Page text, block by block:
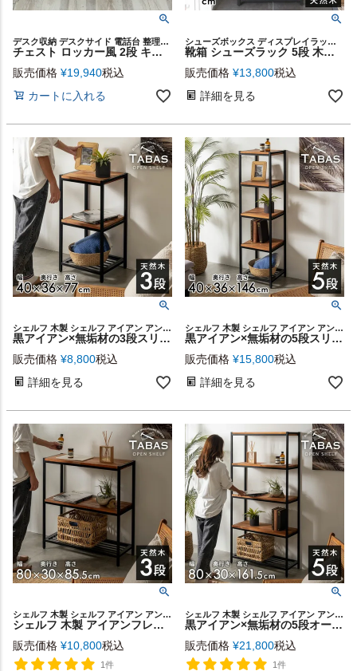
デスク収納 デスクサイド 電話台 整理棚 リビング収納
チェスト ロッカー風 2段 キャスター付き スチール製 グリーン ブラック [91250]【 サイドチェスト サイドテーブル 収納 キャビネット サイドキャビネット スチールワゴン おしゃれ 】
販売価格 ¥19,940税込
カートに入れる
シューズボックス ディスプレイラック スチールラック 棚 オープンラック マガジンラック シューズBOX 天板付き 見せる収納 一人暮らし 茶 黒 北欧 男前 タバス TABAS シリーズ
靴箱 シューズラック 5段 木製 無垢材 アイアン 12足 ブラウン タバス TABASシリーズ (63700) 【生活雑貨のELEMENTS本店】
販売価格 ¥13,800税込
詳細を見る
シェルフ 木製 シェルフ アイアン アンティーク調 ラック 幅40 3段 北欧 キッチン スチールラック 無垢材 塩系 インテリア 男前 西海岸 家具 ブラックアイアンフレーム
黒アイアン×無垢材の3段スリムシェルフ TABAS 幅40cm [63050]
販売価格 ¥8,800税込
詳細を見る
シェルフ 木製 シェルフ アイアン アンティーク調 ラック 幅40 5段 北欧 キッチン スチールラック 無垢材 塩系 インテリア 男前 西海岸 家具 ブラックアイアンフレーム
黒アイアン×無垢材の5段スリムシェルフ TABAS 幅40cm [63030]
販売価格 ¥15,800税込
詳細を見る
シェルフ 木製 シェルフ アイアン アンティーク調 ラック 幅80 3段 北欧 キッチン スチールラック 無垢材 塩系 インテリア 男前 西海岸 家具
シェルフ 木製 アイアンフレーム 3段 タバス TABAS アンティーク調 幅80 アイアンラック オープンラック 北欧 おしゃれ 無垢材 アイアン シェルフ ディスプレイ テレビ台 テレビボードＴＶ台 棚 スチールシェルフ スチール ラック 家具 男前 インテリア 西海岸 [63020]
販売価格 ¥10,800税込
1件
シェルフ 木製 シェルフ アイアン アンティーク調 ラック 幅80 5段 北欧 キッチン スチールラック 無垢材 塩系 インテリア 男前 西海岸 家具
黒アイアン×無垢材の5段オープンシェルフ TABAS 幅80cm [63000]
販売価格 ¥21,800税込
1件